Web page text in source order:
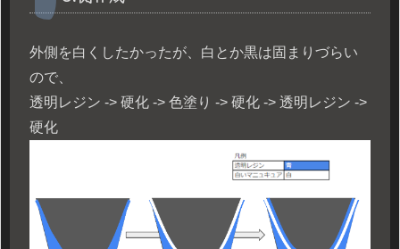
外側を白くしたかったが、白とか黒は固まりづらい
ので、
透明レジン -> 硬化 -> 色塗り -> 硬化 -> 透明レジン ->
硬化